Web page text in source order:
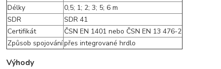
Délky
0,5; 1; 2; 3; 5; 6 m
SDR
SDR 41
Certifikát
ČSN EN 1401 nebo ČSN EN 13 476-2
Způsob spojovánípřes integrované hrdlo
Výhody